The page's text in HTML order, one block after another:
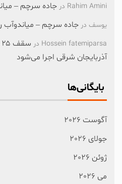
Rahim Amini در جاده سرچم –
یوسف در جاده سرچم – میاندوآب
Hossein fatemiparsa در
آذربایجان شرقی اجرا می‌شود
بایگانی‌ها
آگوست 2026
جولای 2026
ژوئن 2026
می 2026